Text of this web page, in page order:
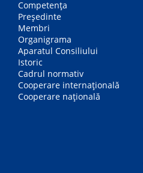
Competența
Președinte
Membri
Organigrama
Aparatul Consiliului
Istoric
Cadrul normativ
Cooperare internațională
Cooperare națională